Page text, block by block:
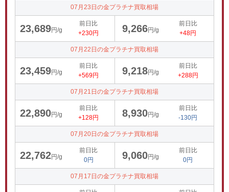
07月23日の金プラチナ買取相場
23,689円/g
前日比
+230円
9,266円/g
前日比
+48円
07月22日の金プラチナ買取相場
23,459円/g
前日比
+569円
9,218円/g
前日比
+288円
07月21日の金プラチナ買取相場
22,890円/g
前日比
+128円
8,930円/g
前日比
-130円
07月20日の金プラチナ買取相場
22,762円/g
前日比
0円
9,060円/g
前日比
0円
07月17日の金プラチナ買取相場